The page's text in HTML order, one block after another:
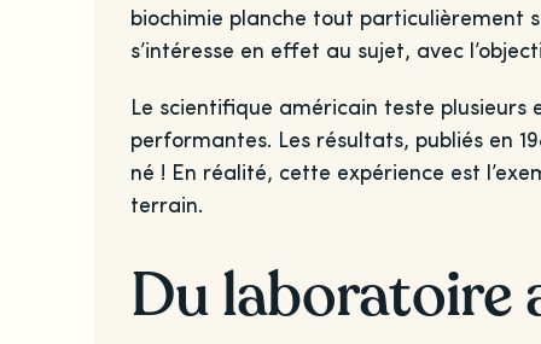
biochimie planche tout particulièrement
s’intéresse en effet au sujet, avec
Le scientifique américain teste plusieurs
performantes. Les résultats, publiés en
né ! En réalité, cette expérience est
terrain.
Du laboratoire